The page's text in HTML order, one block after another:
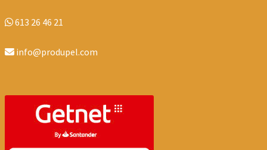
613 26 46 21
info@produpel.com